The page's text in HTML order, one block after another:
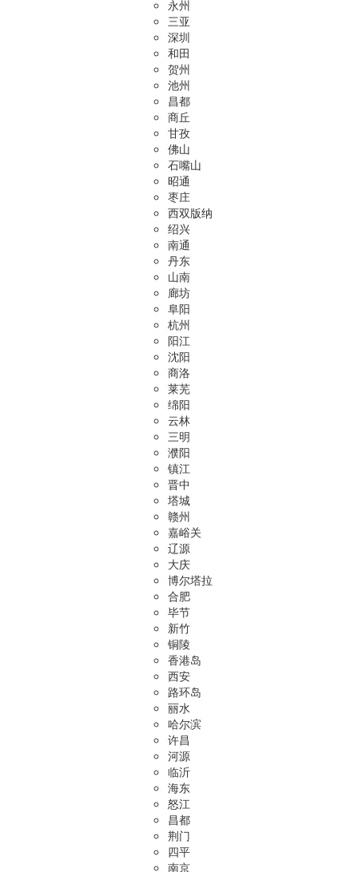
永州
三亚
深圳
和田
贺州
池州
昌都
商丘
甘孜
佛山
石嘴山
昭通
枣庄
西双版纳
绍兴
南通
丹东
山南
廊坊
阜阳
杭州
阳江
沈阳
商洛
莱芜
绵阳
云林
三明
濮阳
镇江
晋中
塔城
赣州
嘉峪关
辽源
大庆
博尔塔拉
合肥
毕节
新竹
铜陵
香港岛
西安
路环岛
丽水
哈尔滨
许昌
河源
临沂
海东
怒江
昌都
荆门
四平
南京